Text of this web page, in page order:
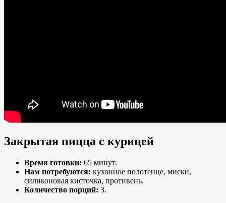
Закрытая пицца с курицей
Время готовки: 65 минут.
Нам потребуются: кухонное полотенце, миски,
силиконовая кисточка, противень.
Количество порций: 3.